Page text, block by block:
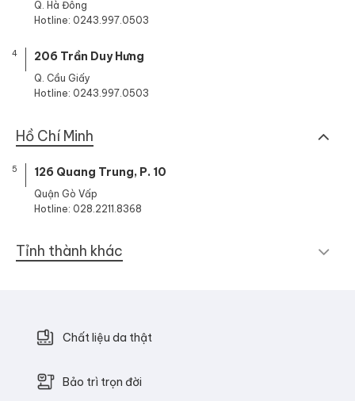
Q. Hà Đông
Hotline: 0243.997.0503
4 206 Trần Duy Hưng
Q. Cầu Giấy
Hotline: 0243.997.0503
Hồ Chí Minh
5 126 Quang Trung, P. 10
Quận Gò Vấp
Hotline: 028.2211.8368
Tỉnh thành khác
Chất liệu da thật
Bảo trì trọn đời